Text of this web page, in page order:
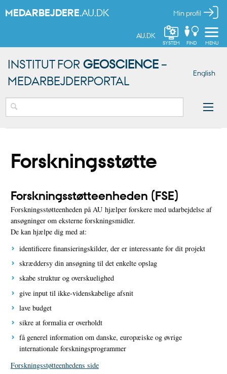
MEDARBEJDERE.AU.DK Min profil
AU.DK
SYSTEM FIND MENU
INSTITUT FOR GEOSCIENCE –
MEDARBEJDERPORTAL
English
Forskningsstøtte
Forskningsstøtteenheden (FSE)
Forskningsstøtteenheden på AU hjælper forskere med udarbejdelse af
ansøgninger om eksterne forskningsmidler.
De kan hjælpe dig med at:
identificere finansieringskilder, der er interessante for dit projekt
skræddersy din ansøgning til det enkelte opslag
skabe struktur og overskuelighed
give input til ikke-videnskabelige afsnit
lave budget
sikre at formalia er overholdt
få generel information om danske, europæiske og øvrige
internationale forskningsprogrammer
Forskningsstøtteenhedens side